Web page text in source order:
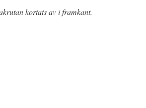
kortats av i framkant.